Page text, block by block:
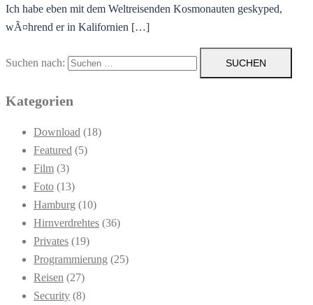
Ich habe eben mit dem Weltreisenden Kosmonauten geskyped,
wÃ¤hrend er in Kalifornien […]
Suchen nach:
Kategorien
Download (18)
Featured (5)
Film (3)
Foto (13)
Hamburg (10)
Hirnverdrehtes (36)
Privates (19)
Programmierung (25)
Reisen (27)
Security (8)